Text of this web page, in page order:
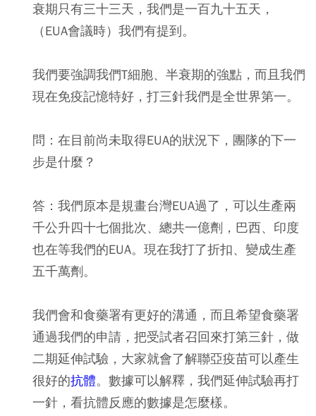
衰期只有三十三天，我們是一百九十五天，
（EUA會議時）我們有提到。
我們要強調我們T細胞、半衰期的強點，而且我們
現在免疫記憶特好，打三針我們是全世界第一。
問：在目前尚未取得EUA的狀況下，團隊的下一
步是什麼？
答：我們原本是規畫台灣EUA過了，可以生產兩
千公升四十七個批次、總共一億劑，巴西、印度
也在等我們的EUA。現在我打了折扣、變成生產
五千萬劑。
我們會和食藥署有更好的溝通，而且希望食藥署
通過我們的申請，把受試者召回來打第三針，做
二期延伸試驗，大家就會了解聯亞疫苗可以產生
很好的抗體。數據可以解釋，我們延伸試驗再打
一針，看抗體反應的數據是怎麼樣。